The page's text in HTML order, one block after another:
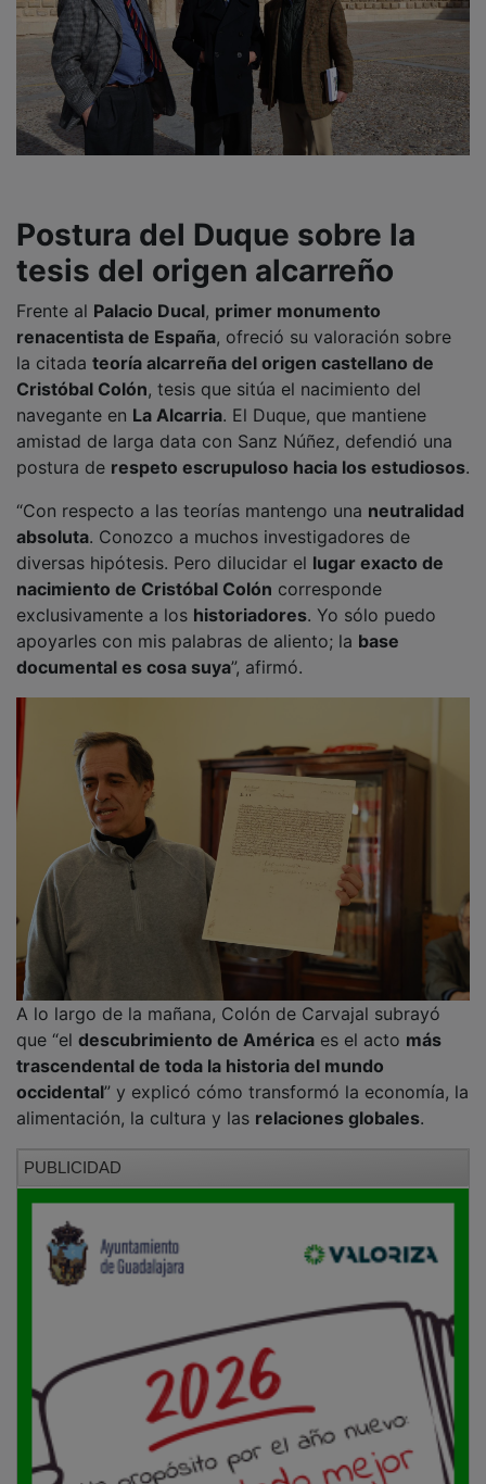
Postura del Duque sobre la
tesis del origen alcarreño
Palacio Ducal
renacentista de España , ofreció su valoración sobre
la citadateoría alcarreña del origen castellano de
Cristóbal Colón, tesis que sitúa el nacimiento del
navegante enLa Alcarria. El Duque, que mantiene
amistad de larga data con Sanz Núñez, defendió una
postura de respeto escrupuloso hacia los estudiosos
absoluta. Conozco a muchos investigadores de
diversas hipótesis. Pero dilucidar ellugar exacto de
nacimiento de Cristóbal Colóncorresponde
exclusivamente a loshistoriadores. Yo sólo puedo
apoyarles con mis palabras de aliento; labase
documental es cosa suya”, afirmó.
A lo largo de la mañana, Colón de Carvajal subrayó
que “eldescubrimiento de Américaes el actomás
trascendental de toda la historia del mundo
occidental” y explicó cómo transformó la economía, la
alimentación, la cultura y lasrelaciones globales.